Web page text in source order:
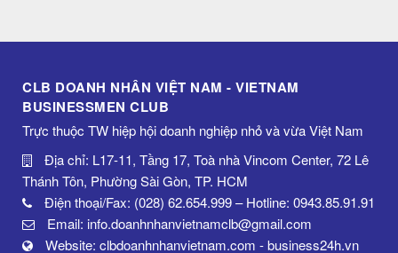
CLB DOANH NHÂN VIỆT NAM - VIETNAM
BUSINESSMEN CLUB
Trực thuộc TW hiệp hội doanh nghiệp nhỏ và vừa Việt Nam
Địa chỉ: L17-11, Tầng 17, Toà nhà Vincom Center, 72 Lê
Thánh Tôn, Phường Sài Gòn, TP. HCM
Điện thoại/Fax: (028) 62.654.999 – Hotline: 0943.85.91.91
Email: info.doanhnhanvietnamclb@gmail.com
Website: clbdoanhnhanvietnam.com - business24h.vn